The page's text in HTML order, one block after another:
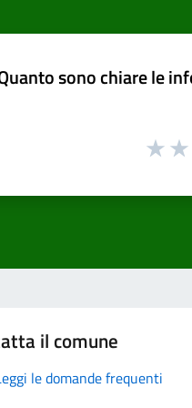
sono chiare le
il comune
le domande frequenti